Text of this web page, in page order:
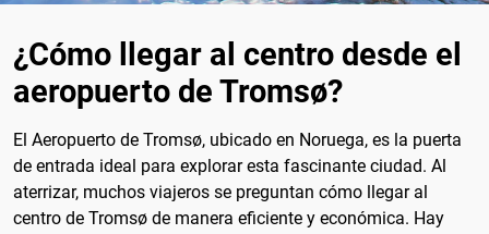
¿Cómo llegar al centro desde el
aeropuerto de Tromsø?
El Aeropuerto de Tromsø, ubicado en Noruega, es la puerta
de entrada ideal para explorar esta fascinante ciudad. Al
aterrizar, muchos viajeros se preguntan cómo llegar al
centro de Tromsø de manera eficiente y económica. Hay